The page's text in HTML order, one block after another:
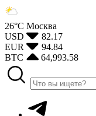
26°С Москва
USD
82.17
EUR
94.84
BTC
64,993.58